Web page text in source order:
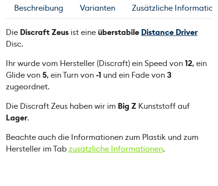
e
s
M
e
n
g
Beschreibung Varianten Zusätzliche
Die Discraft Zeus ist eine überstabile Distance Driver
Disc.
Ihr wurde vom Hersteller (Discraft) ein Speed von12, ein
Glide von5, ein Turn von-1 und ein Fade von3
zugeordnet.
Die Discraft Zeus haben wir im Big Z Kunststoff auf
Lager.
Beachte auch die Informationen zum Plastik und zum
Hersteller im Tabzusätzliche Informationen.